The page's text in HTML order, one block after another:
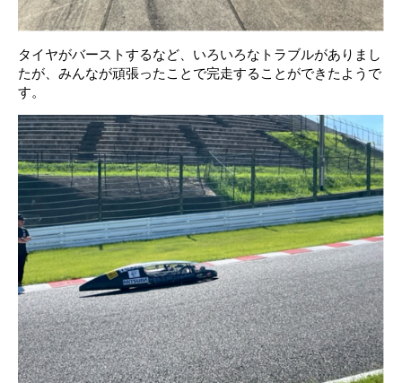
タイヤがバーストするなど、いろいろなトラブルがありまし
たが、みんなが頑張ったことで完走することができたようで
す。